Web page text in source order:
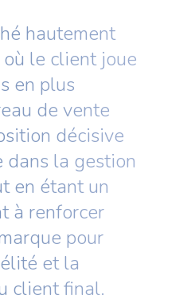
hautement
le client joue
en plus
de vente
décisive
la gestion
en étant un
à renforcer
pour
et la
client final.